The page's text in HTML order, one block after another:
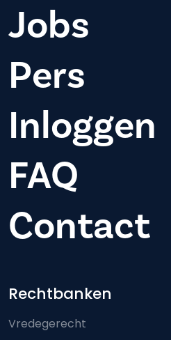
Jobs
Pers
Inloggen
FAQ
Contact
Footer-menu
Rechtbanken
Vredegerecht